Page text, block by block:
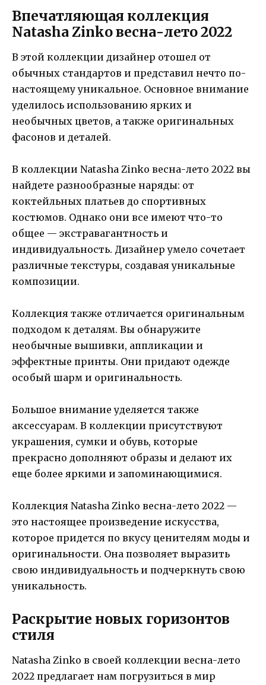
Впечатляющая коллекция
Natasha Zinko весна-лето 2022
В этой коллекции дизайнер отошел от
обычных стандартов и представил нечто по-
настоящему уникальное. Основное внимание
уделилось использованию ярких и
необычных цветов, а также оригинальных
фасонов и деталей.
В коллекции Natasha Zinko весна-лето 2022 вы
найдете разнообразные наряды: от
коктейльных платьев до спортивных
костюмов. Однако они все имеют что-то
общее — экстравагантность и
индивидуальность. Дизайнер умело сочетает
различные текстуры, создавая уникальные
композиции.
Коллекция также отличается оригинальным
подходом к деталям. Вы обнаружите
необычные вышивки, аппликации и
эффектные принты. Они придают одежде
особый шарм и оригинальность.
Большое внимание уделяется также
аксессуарам. В коллекции присутствуют
украшения, сумки и обувь, которые
прекрасно дополняют образы и делают их
еще более яркими и запоминающимися.
Коллекция Natasha Zinko весна-лето 2022 —
это настоящее произведение искусства,
которое придется по вкусу ценителям моды и
оригинальности. Она позволяет выразить
свою индивидуальность и подчеркнуть свою
уникальность.
Раскрытие новых горизонтов
стиля
Natasha Zinko в своей коллекции весна-лето
2022 предлагает нам погрузиться в мир